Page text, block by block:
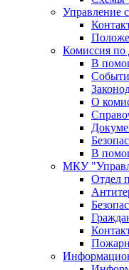
Управление
Комиссия по
В
О
В
МКУ
Отдел